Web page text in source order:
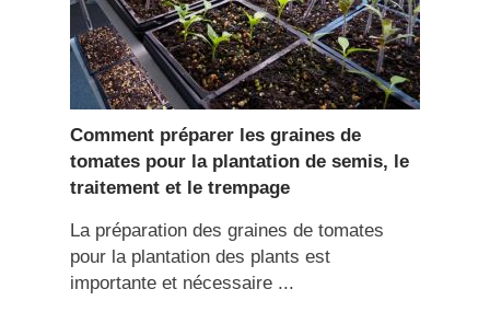
Comment préparer les graines de
tomates pour la plantation de semis, le
traitement et le trempage
La préparation des graines de tomates
pour la plantation des plants est
importante et nécessaire ...